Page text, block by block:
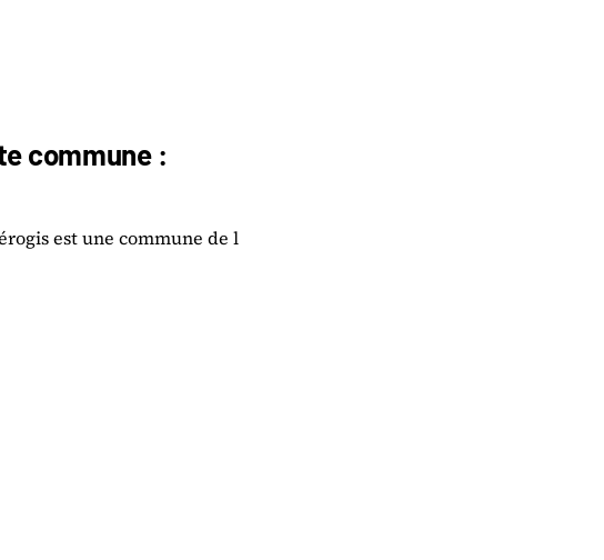
commune :
est une commune de l